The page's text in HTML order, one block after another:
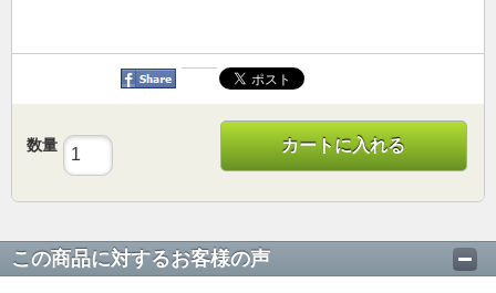
数量 カートに入れる
この商品に対するお客様の声